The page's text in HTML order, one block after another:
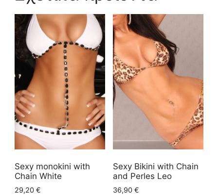
Sexy monokini with
Chain White
29,20 €
Sexy Bikini with Chain
and Perles Leo
36,90 €